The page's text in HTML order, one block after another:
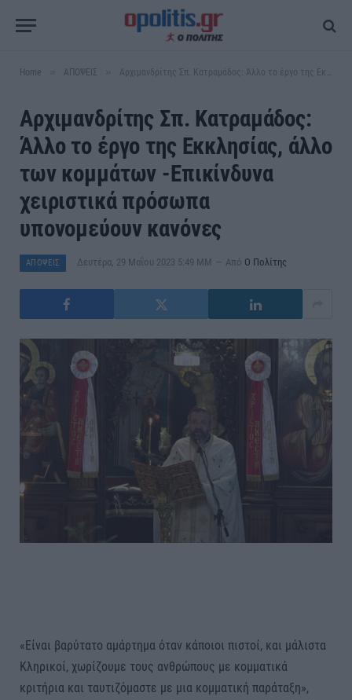
Home ΑΠΟΨΕΙΣ Αρχιμανδρίτης Σπ. Κατραμάδος: Άλλο το έργο της Εκκλησίας, άλλο των κομμάτων -Επικίνδυνα χειριστικά πρόσωπα υπονομεύουν κανόνες
Αρχιμανδρίτης Σπ. Κατραμάδος:
Άλλο το έργο της Εκκλησίας, άλλο
των κομμάτων -Επικίνδυνα
χειριστικά πρόσωπα
υπονομεύουν κανόνες
ΑΠΟΨΕΙΣ Δευτέρα, 29 Μαΐου 2023 5:49 ΜΜ Από Ο Πολίτης
«Είναι βαρύτατο αμάρτημα όταν κάποιοι πιστοί, και μάλιστα
Κληρικοί, χωρίζουμε τους ανθρώπους με κομματικά
κριτήρια και ταυτιζόμαστε με μια κομματική παράταξη»,